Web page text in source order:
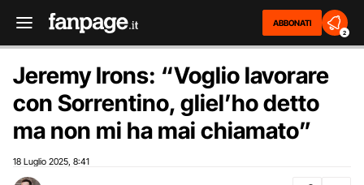
ABBONATI
2
Jeremy Irons: “Voglio lavorare
con Sorrentino, gliel’ho detto
ma non mi ha mai chiamato”
18 Luglio 2025 8:41